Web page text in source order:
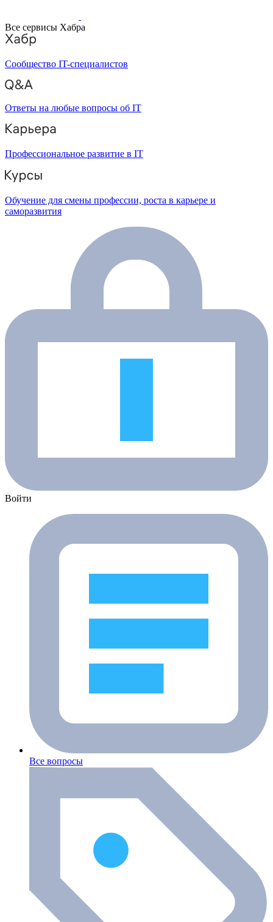
Все сервисы Хабра
Сообщество IT-специалистов
Ответы на любые вопросы об IT
Профессиональное развитие в IT
Обучение для смены профессии, роста в карьере и
саморазвития
Войти
Все вопросы